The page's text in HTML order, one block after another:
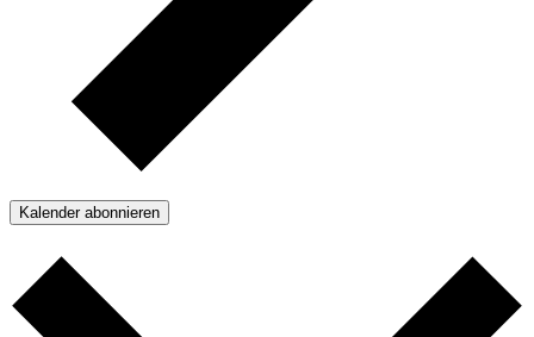
Kalender abonnieren